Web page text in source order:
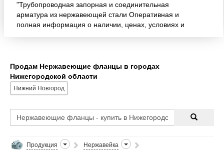
"Трубопроводная запорная и соединительная
арматура из нержавеющей стали Оперативная и
полная информация о наличии, ценах, условиях и
Продам Нержавеющие фланцы в городах
Нижегородской области
Нижний Новгород
Продукция Нержавейка